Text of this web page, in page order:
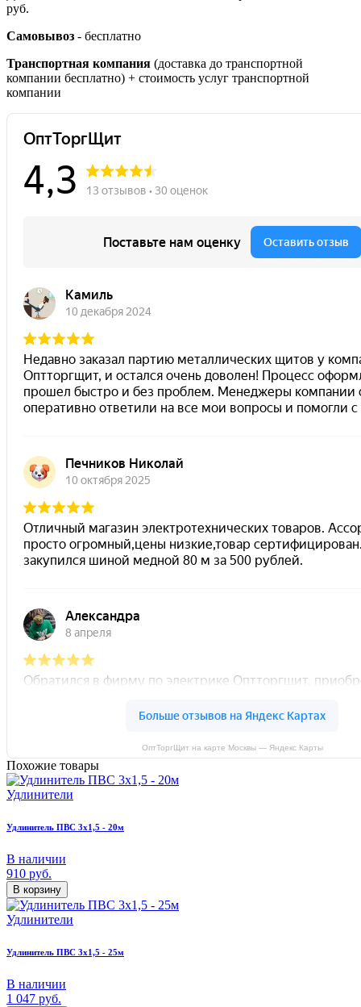
руб.
Самовывоз - бесплатно
Транспортная компания (доставка до транспортной
компании бесплатно) + стоимость услуг транспортной
компании
ОптТоргЩит на карте Москвы — Яндекс Карты
Похожие товары
Удлинители
Удлинитель ПВС 3х1,5 - 20м
В наличии
910 руб.
В корзину
Удлинители
Удлинитель ПВС 3х1,5 - 25м
В наличии
1 047 руб.